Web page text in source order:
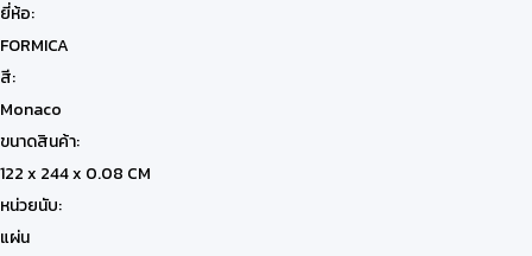
ยี่ห้อ:
FORMICA
สี:
Monaco
ขนาดสินค้า:
122 x 244 x 0.08 CM
หน่วยนับ:
แผ่น